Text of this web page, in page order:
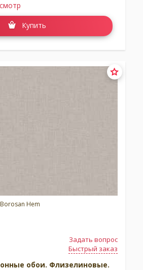
Купить
Hem
Задать вопрос
Быстрый заказ
обои. Флизелиновые.